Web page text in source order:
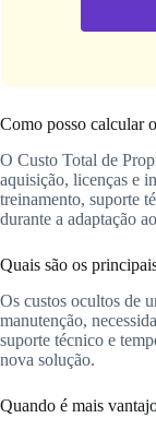
Como posso calcular
O Custo Total de
aquisição, licenças e
treinamento, suporte
durante a adaptação
Quais são os
Os custos ocultos de
manutenção,
suporte técnico e
nova solução.
Quando é mais